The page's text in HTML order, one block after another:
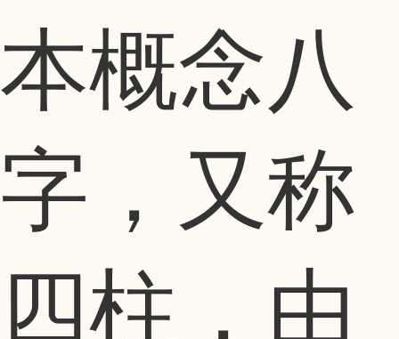
本概念八
字，又称
四柱，由